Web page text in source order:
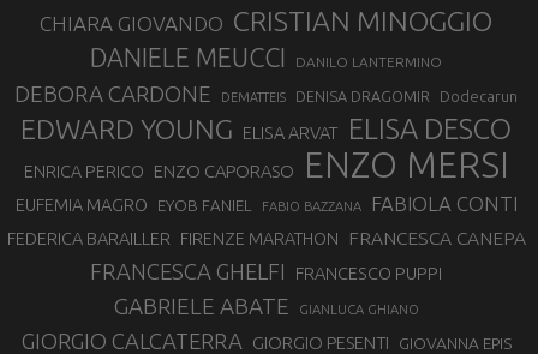
CHIARA GIOVANDO CRISTIAN MINOGGIO
DANIELE MEUCCI DANILO LANTERMINO
DEBORA CARDONE DEMATTEIS DENISA DRAGOMIR Dodecarun
EDWARD YOUNG ELISA ARVAT ELISA DESCO
ENRICA PERICO ENZO CAPORASO ENZO MERSI
EUFEMIA MAGRO EYOB FANIEL FABIO BAZZANA FABIOLA CONTI
FEDERICA BARAILLER FIRENZE MARATHON FRANCESCA CANEPA
FRANCESCA GHELFI FRANCESCO PUPPI
GABRIELE ABATE GIANLUCA GHIANO
GIORGIO CALCATERRA GIORGIO PESENTI GIOVANNA EPIS